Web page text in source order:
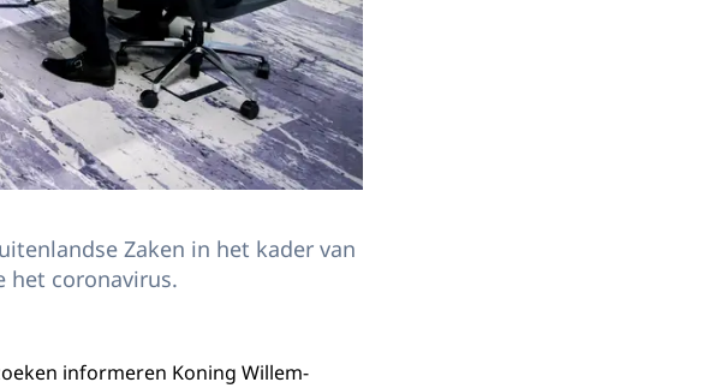
Zaken in het kader van
het coronavirus.
informeren Koning Willem-